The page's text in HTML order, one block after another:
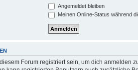
Angemeldet bleiben
Meinen Online-Status während
Forum registriert sein, um dich anmelden